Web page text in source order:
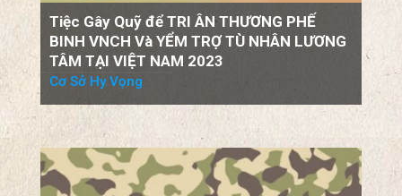
Tiệc Gây Quỹ để TRI ÂN THƯƠNG PHẾ
BINH VNCH Và YỂM TRỢ TÙ NHÂN LƯƠNG
TÂM TẠI VIỆT NAM 2023
Cơ Sở Hy Vọng